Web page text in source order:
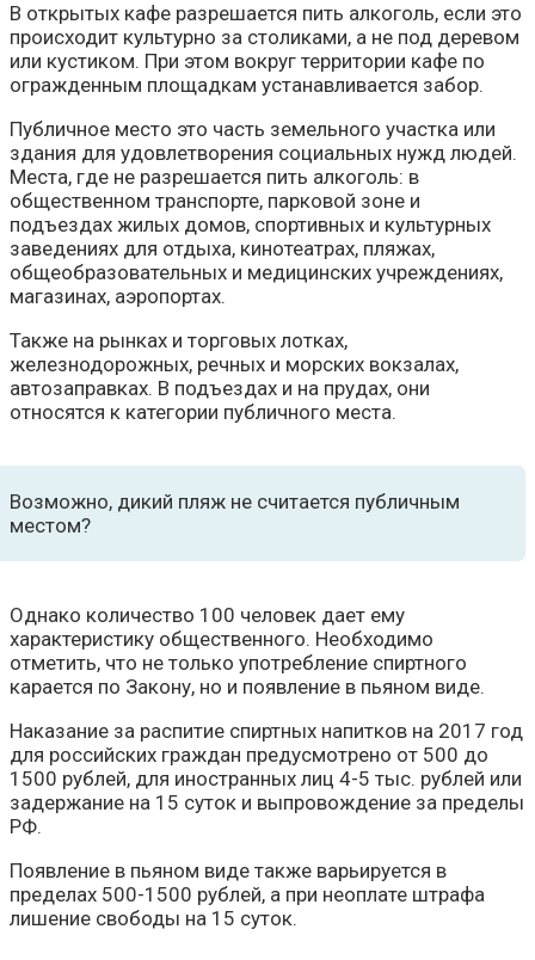
В открытых кафе разрешается пить алкоголь, если это
происходит культурно за столиками, а не под деревом
или кустиком. При этом вокруг территории кафе по
огражденным площадкам устанавливается забор.
Публичное место это часть земельного участка или
здания для удовлетворения социальных нужд людей.
Места, где не разрешается пить алкоголь: в
общественном транспорте, парковой зоне и
подъездах жилых домов, спортивных и культурных
заведениях для отдыха, кинотеатрах, пляжах,
общеобразовательных и медицинских учреждениях,
магазинах, аэропортах.
Также на рынках и торговых лотках,
железнодорожных, речных и морских вокзалах,
автозаправках. В подъездах и на прудах, они
относятся к категории публичного места.
Возможно, дикий пляж не считается публичным
местом?
Однако количество 100 человек дает ему
характеристику общественного. Необходимо
отметить, что не только употребление спиртного
карается по Закону, но и появление в пьяном виде.
Наказание за распитие спиртных напитков на 2017 год
для российских граждан предусмотрено от 500 до
1500 рублей, для иностранных лиц 4-5 тыс. рублей или
задержание на 15 суток и выпровождение за пределы
РФ.
Появление в пьяном виде также варьируется в
пределах 500-1500 рублей, а при неоплате штрафа
лишение свободы на 15 суток.